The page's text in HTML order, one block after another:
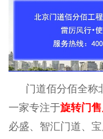
门道佰分佰全称
一家专注于旋转门
必盛、智汇门道、